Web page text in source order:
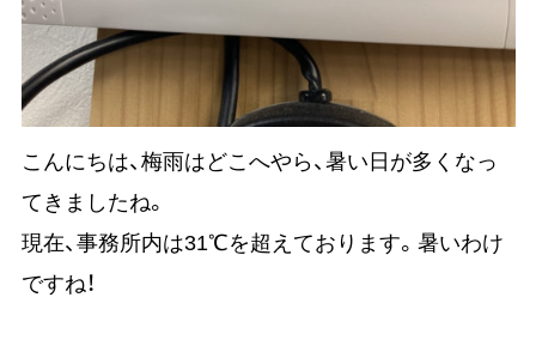
こんにちは、梅雨はどこへやら、暑い日が多くなっ
てきましたね。
現在、事務所内は31℃を超えております。暑いわけ
ですね！